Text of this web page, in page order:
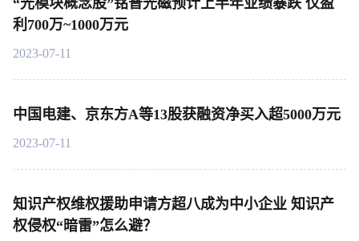
“光模块概念股”铭普光磁预计上半年业绩暴跌 仅盈
利700万~1000万元
2023-07-11
中国电建、京东方A等13股获融资净买入超5000万元
2023-07-11
知识产权维权援助申请方超八成为中小企业 知识产
权侵权“暗雷”怎么避？